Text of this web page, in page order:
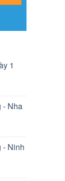
1
- Nha
- Ninh